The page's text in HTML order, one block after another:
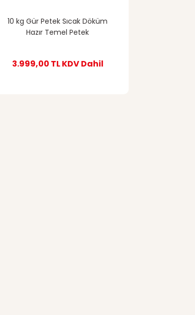
10 kg Gür Petek Sıcak Döküm
Hazır Temel Petek
3.999,00 TLKDV Dahil